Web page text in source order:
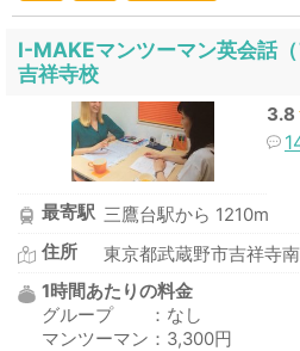
I-MAKEマンツーマン英会話
吉祥寺校
3.8
最寄駅 三鷹台駅から 1210m
住所
東京都武蔵野市吉祥寺
1時間あたりの料金
グループ ：なし
マンツーマン：3,300円